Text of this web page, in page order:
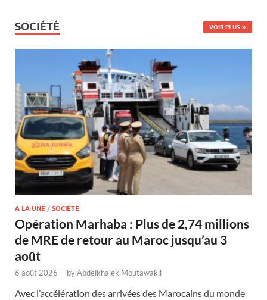
SOCIÉTÉ VOIR PLUS
A LA UNE / SOCIÉTÉ
Opération Marhaba : Plus de 2,74 millions
de MRE de retour au Maroc jusqu’au 3
août
6 août 2026 - byAbdelkhalek Moutawakil
Avec l’accélération des arrivées des Marocains du monde